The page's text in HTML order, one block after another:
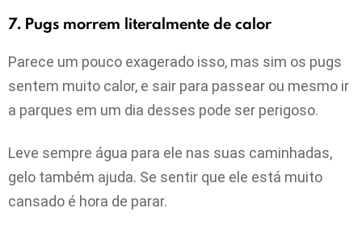
7. Pugs morrem literalmente de calor
Parece um pouco exagerado isso, mas sim os pugs
sentem muito calor, e sair para passear ou mesmo ir
a parques em um dia desses pode ser perigoso.
Leve sempre água para ele nas suas caminhadas,
gelo também ajuda. Se sentir que ele está muito
cansado é hora de parar.